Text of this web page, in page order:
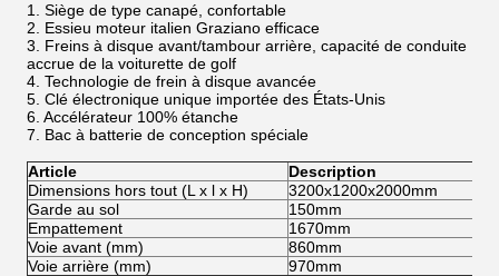
1. Siège de type canapé, confortable
2. Essieu moteur italien Graziano efficace
3. Freins à disque avant/tambour arrière, capacité de conduite
accrue de la voiturette de golf
4. Technologie de frein à disque avancée
5. Clé électronique unique importée des États-Unis
6. Accélérateur 100% étanche
7. Bac à batterie de conception spéciale
Article
Description
Dimensions hors tout (L x l x H)
3200x1200x2000mm
Garde au sol
150mm
Empattement
1670mm
Voie avant (mm)
860mm
Voie arrière (mm)
970mm